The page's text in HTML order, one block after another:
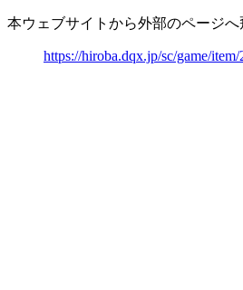
本ウェブサイトから外部のページへ
https://hiroba.dqx.jp/sc/game/